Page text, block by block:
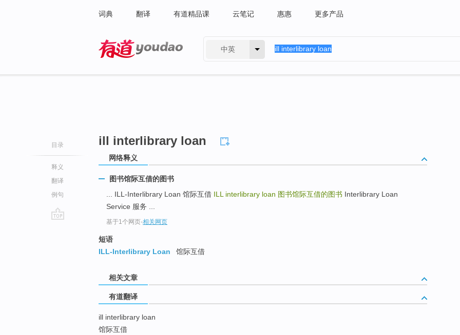
词典 翻译 有道精品课 云笔记 惠惠 更多产品
中英
目录
释义
翻译
例句
ill interlibrary loan
网络释义
图书馆际互借的图书
... ILL-Interlibrary Loan 馆际互借 ILL interlibrary loan 图书馆际互借的图书 Interlibrary Loan
Service 服务 ...
基于1个网页-相关网页
短语
ILL-Interlibrary Loan
馆际互借
相关文章
有道翻译
ill interlibrary loan
馆际互借